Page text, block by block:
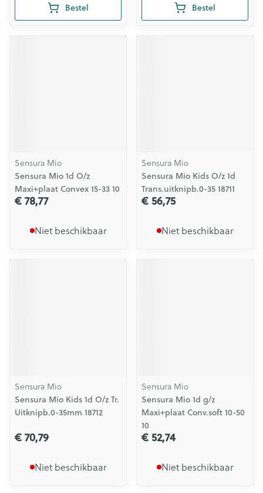
Bestel Bestel
Sensura Mio
Sensura Mio 1d O/z
Maxi+plaat Convex 15-33 10
€ 78,77
Niet beschikbaar
Sensura Mio
Sensura Mio Kids O/z 1d
Trans.uitknipb.0-35 18711
€ 56,75
Niet beschikbaar
Sensura Mio
Sensura Mio Kids 1d O/z Tr.
Uitknipb.0-35mm 18712
€ 70,79
Niet beschikbaar
Sensura Mio
Sensura Mio 1d g/z
Maxi+plaat Conv.soft 10-50
10
€ 52,74
Niet beschikbaar